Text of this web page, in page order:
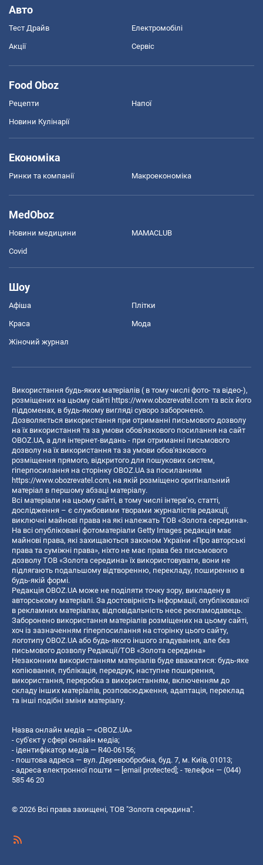
Авто
Тест Драйв Електромобілі
Акції Сервіс
Food Oboz
Рецепти Напої
Новини Кулінарії
Економіка
Ринки та компанії Макроекономіка
MedOboz
Новини медицини MAMACLUB
Covid
Шоу
Афіша Плітки
Краса Мода
Жіночий журнал
Використання будь-яких матеріалів ( в тому числі фото- та відео-),
розміщених на цьому сайті https://www.obozrevatel.com та всіх його
піддоменах, в будь-якому вигляді суворо заборонено.
Дозволяється використання при отриманні письмового дозволу
на їх використання та за умови обов'язкового посилання на сайт
OBOZ.UA, а для інтернет-видань - при отриманні письмового
дозволу на їх використання та за умови обов'язкового
розміщення прямого, відкритого для пошукових систем,
гіперпосилання на сторінку OBOZ.UA за посиланням
https://www.obozrevatel.com, на якій розміщено оригінальний
матеріал в першому абзаці матеріалу.
Всі матеріали на цьому сайті, в тому числі інтерв’ю, статті,
дослідження – є службовими творами журналістів редакції,
виключні майнові права на які належать ТОВ «Золота середина».
На всі опубліковані фотоматеріали Getty Images редакція має
майнові права, які захищаються законом України «Про авторські
права та суміжні права», ніхто не має права без письмового
дозволу ТОВ «Золота середина» їх використовувати, вони не
підлягають подальшому відтворенню, перекладу, поширенню в
будь-якій формі.
Редакція OBOZ.UA може не поділяти точку зору, викладену в
авторському матеріалі. За достовірність інформації, опублікованої
в рекламних матеріалах, відповідальність несе рекламодавець.
Заборонено використання матеріалів розміщених на цьому сайті,
хоч із зазначенням гіперпосилання на сторінку цього сайту,
логотипу OBOZ.UA або будь-якого іншого згадування, але без
письмового дозволу Редакції/ТОВ «Золота середина»
Незаконним використанням матеріалів буде вважатися: будь-яке
копiювання, публiкацiя, передрук, наступне поширення,
використання, переробка з використанням, включенням до
складу інших матеріалів, розповсюдження, адаптація, переклад
та інші подібні зміни матеріалу.
Назва онлайн медіа — «OBOZ.UA»
- суб'єкт у сфері онлайн медіа;
- ідентифікатор медіа — R40-06156;
- поштова адреса — вул. Деревообробна, буд. 7, м. Київ, 01013;
- адреса електронної пошти — [email protected]; - телефон — (044)
585 46 20
© 2026 Всі права захищені, ТОВ "Золота середина".